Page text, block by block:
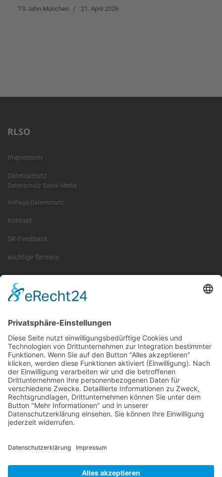
TS Jahn München 21. April 2026
RLSO
Impressum
Datenschutz
Datenschutz Social Media
Anfrage Datenschutz
Kontakt
SR-Feedback
wichtige Termine
Information
Sachsen und Thüringen. Er ist als eingetragener Verein tätig und
gleichzeitig Veranstalter der Spiele der Regionalliga in
verschiedenen Ligen.
Die RLSO ist jetzt auch erreichbar unter der Adresse
Wir betreiben ...